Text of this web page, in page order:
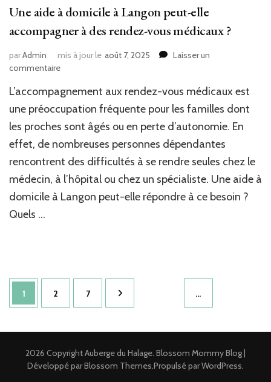
Une aide à domicile à Langon peut-elle
accompagner à des rendez-vous médicaux ?
parAdmin mis à jour le août 7, 2025
Laisser un
commentairesur
aide
à
domicile
à
Langon
peut-
elle
accompagner
à
L’accompagnement aux rendez-vous médicaux est
une préoccupation fréquente pour les familles dont
les proches sont âgés ou en perte d’autonomie. En
effet, de nombreuses personnes dépendantes
rencontrent des difficultés à se rendre seules chez le
médecin, à l’hôpital ou chez un spécialiste. Une aide à
domicile à Langon peut-elle répondre à ce besoin ?
Quels …
Pagination
des
Page
1 Page
2 …
Page
7
2026 CopyrightAuberge du Halage. Blossom Mommy Blog |
Développé parBlossom Themes.Propulsé parWordPress.